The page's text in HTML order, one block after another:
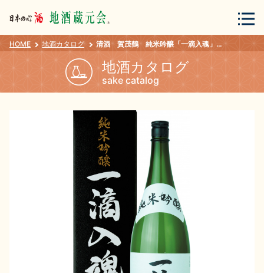
会員登録 ログイン
地酒カタログ
HOME 地酒カタログ 清酒 賀茂鶴 純米吟醸「一滴入魂」 箱入 １．８Ｌ
地酒カタログ
sake catalog